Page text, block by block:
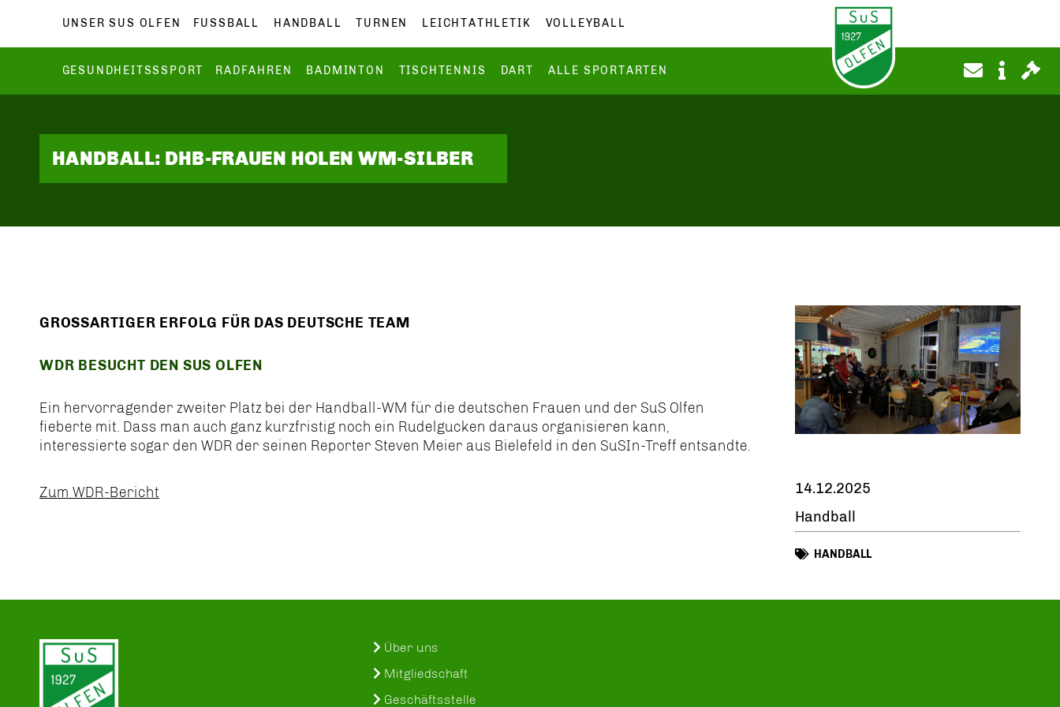
UNSER SUS OLFEN FUSSBALL HANDBALL TURNEN LEICHTATHLETIK VOLLEYBALL
GESUNDHEITSSSPORT RADFAHREN BADMINTON TISCHTENNIS DART ALLE SPORTARTEN
HANDBALL: DHB-FRAUEN HOLEN WM-SILBER
GROSSARTIGER ERFOLG FÜR DAS DEUTSCHE TEAM
WDR BESUCHT DEN SUS OLFEN
Ein hervorragender zweiter Platz bei der Handball-WM für die deutschen Frauen und der SuS Olfen
fieberte mit. Dass man auch ganz kurzfristig noch ein Rudelgucken daraus organisieren kann,
interessierte sogar den WDR der seinen Reporter Steven Meier aus Bielefeld in den SuSIn-Treff entsandte.
Zum WDR-Bericht
14.12.2025
Handball
HANDBALL
Über uns
Mitgliedschaft
Geschäftsstelle